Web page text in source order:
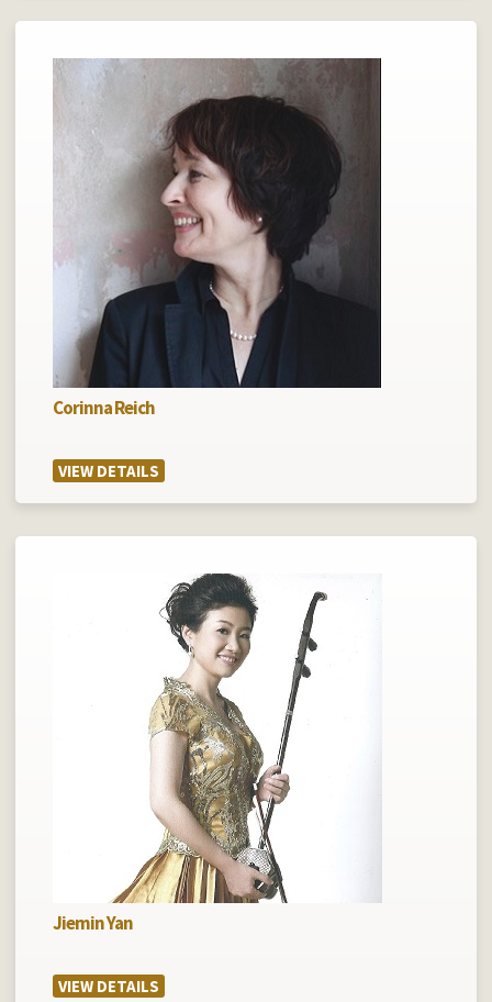
Corinna Reich
VIEW DETAILS
Jiemin Yan
VIEW DETAILS